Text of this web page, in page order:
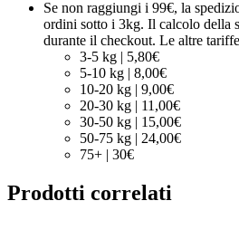
Se non raggiungi i 99€, la
ordini sotto i 3kg. Il calcolo della
durante il checkout. Le altre
3-5 kg | 5,80€
5-10 kg | 8,00€
10-20 kg | 9,00€
20-30 kg | 11,00€
30-50 kg | 15,00€
50-75 kg | 24,00€
75+ | 30€
Prodotti correlati